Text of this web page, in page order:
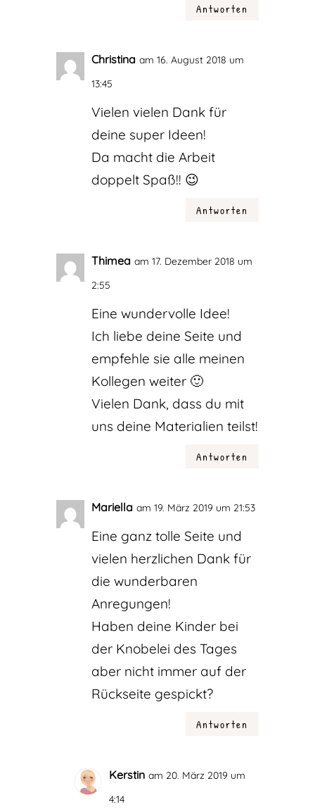
Antworten
Christina am 16. August 2018 um
13:45
Vielen vielen Dank für
deine super Ideen!
Da macht die Arbeit
doppelt Spaß!! 😉
Antworten
Thimea am 17. Dezember 2018 um
2:55
Eine wundervolle Idee!
Ich liebe deine Seite und
empfehle sie alle meinen
Kollegen weiter 🙂
Vielen Dank, dass du mit
uns deine Materialien teilst!
Antworten
Mariella am 19. März 2019 um 21:53
Eine ganz tolle Seite und
vielen herzlichen Dank für
die wunderbaren
Anregungen!
Haben deine Kinder bei
der Knobelei des Tages
aber nicht immer auf der
Rückseite gespickt?
Antworten
Kerstin am 20. März 2019 um
4:14